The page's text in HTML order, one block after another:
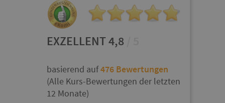
EXZELLENT 4,8
basierend auf476 Bewertungen
(Alle Kurs-Bewertungen der letzten
12 Monate)